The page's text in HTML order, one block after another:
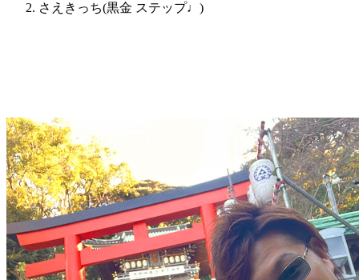
さえきっち(黒金 ステップ♩)